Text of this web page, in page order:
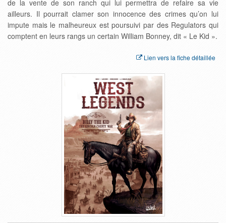
de la vente de son ranch qui lui permettra de refaire sa vie
ailleurs. Il pourrait clamer son innocence des crimes qu’on lui
impute mais le malheureux est poursuivi par des Regulators qui
comptent en leurs rangs un certain William Bonney, dit « Le Kid ».
Lien vers la fiche détaillée